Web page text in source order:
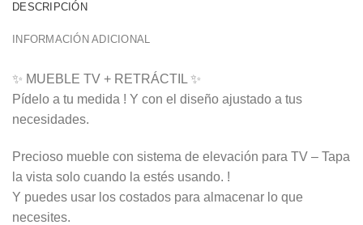
DESCRIPCIÓN
INFORMACIÓN ADICIONAL
✨ MUEBLE TV + RETRÁCTIL ✨
Pídelo a tu medida ! Y con el diseño ajustado a tus
necesidades.
Precioso mueble con sistema de elevación para TV – Tapa
la vista solo cuando la estés usando. !
Y puedes usar los costados para almacenar lo que
necesites.